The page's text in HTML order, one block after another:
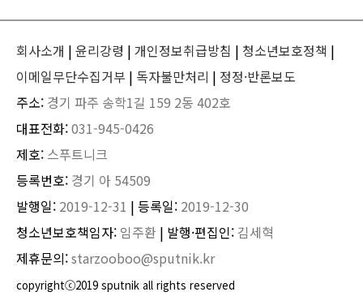
회사소개 | 윤리강령 | 개인정보취급방침 | 청소년보호정책 |
이메일무단수집거부 | 독자불만처리 | 정정·반론보도
주소: 경기 파주 송학1길 159 2동 402호
대표전화:031-945-0426
제호: 스푸트니크
등록번호: 경기 아 54509
발행일: 2019-12-31 | 등록일: 2019-12-30
청소년보호책임자: 임주환 | 발행·편집인: 김세혁
제휴문의:starzooboo@sputnik.kr
copyrightⓒ2019 sputnik all rights reserved